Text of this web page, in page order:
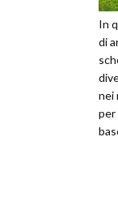
In
di
nei
per